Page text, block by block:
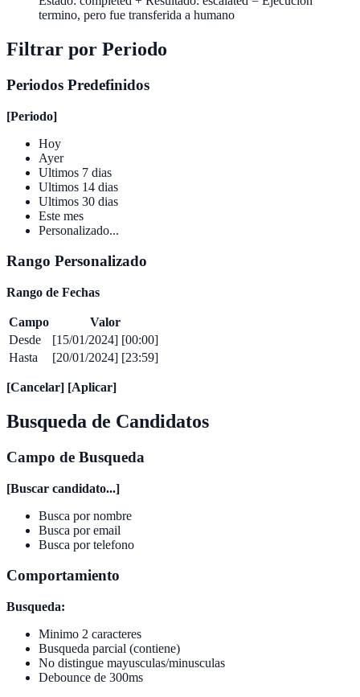
termino, pero fue transferida a humano
Filtrar por Periodo
Periodos Predefinidos
[Periodo]
Hoy
Ayer
Ultimos 7 dias
Ultimos 14 dias
Ultimos 30 dias
Este mes
Personalizado...
Rango Personalizado
Rango de Fechas
Campo
Valor
Desde
[15/01/2024] [00:00]
Hasta
[20/01/2024] [23:59]
[Cancelar] [Aplicar]
Busqueda de Candidatos
Campo de Busqueda
[Buscar candidato...]
Busca por nombre
Busca por email
Busca por telefono
Comportamiento
Busqueda:
Minimo 2 caracteres
Busqueda parcial (contiene)
No distingue mayusculas/minusculas
Debounce de 300ms